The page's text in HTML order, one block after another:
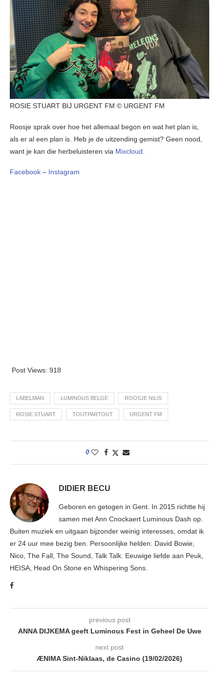
ROSIE STUART BIJ URGENT FM © URGENT FM
Roosje sprak over hoe het allemaal begon en wat het plan is,
als er al een plan is. Heb je de uitzending gemist? Geen nood,
want je kan die herbeluisteren via Mixcloud
Facebook – Instagram
Post Views: 918
LABELMAN LUMINOUS BELGE ROOSJE NILIS
ROSIE STUART TOUTPARTOUT URGENT FM
0
DIDIER BECU
Geboren en getogen in Gent. In 2015 richtte hij
samen met Ann Cnockaert Luminous Dash op.
Buiten muziek en uitgaan bijzonder weinig interesses, omdat ik
er 24 uur mee bezig ben. Persoonlijke helden: David Bowie,
Nico, The Fall, The Sound, Talk Talk. Eeuwige liefde aan Peuk,
HEISA, Head On Stone en Whispering Sons.
previous post
ANNA DIJKEMA geeft Luminous Fest in Geheel De Uwe
next post
ÆNIMA Sint-Niklaas, de Casino (19/02/2026)